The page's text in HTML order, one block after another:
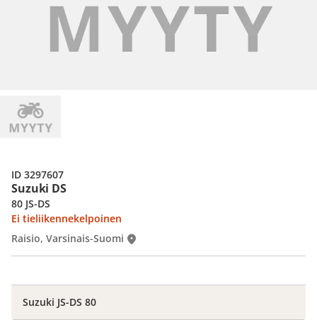
Suzuki DS
80 JS-DS
Ei tieliikennekelpoinen
Raisio, Varsinais-Suomi
ID 3297607
Suzuki JS-DS 80